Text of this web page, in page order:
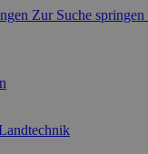
Zur Suche springen